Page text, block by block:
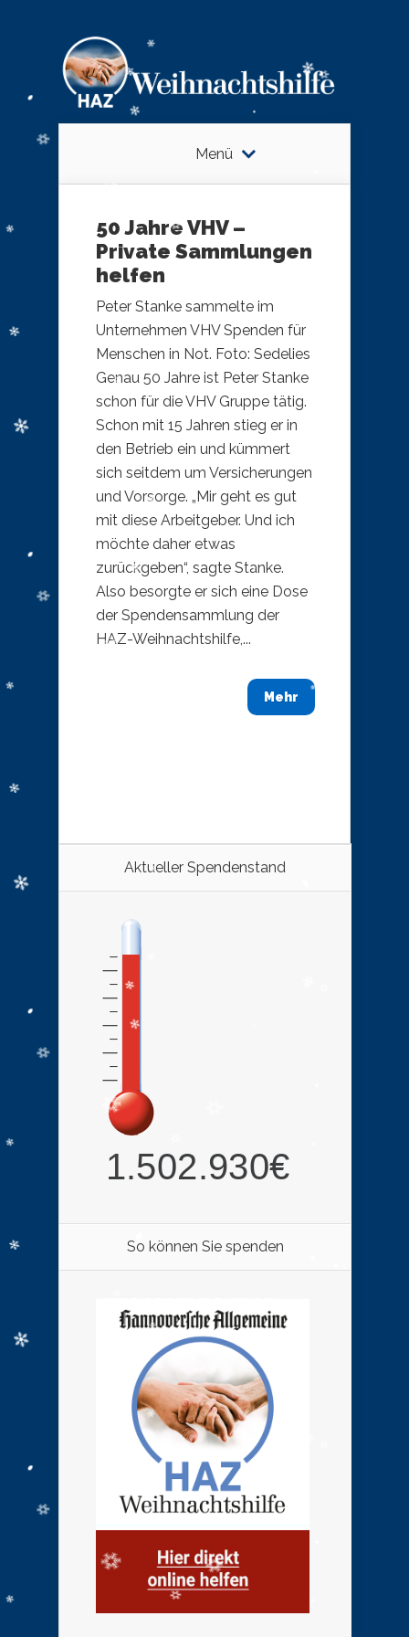
Menü
50 Jahre VHV –
Private Sammlungen
helfen
Peter Stanke sammelte im
Unternehmen VHV Spenden für
Menschen in Not. Foto: Sedelies
Genau 50 Jahre ist Peter Stanke
schon für die VHV Gruppe tätig.
Schon mit 15 Jahren stieg er in
den Betrieb ein und kümmert
sich seitdem um Versicherungen
und Vorsorge. „Mir geht es gut
mit diese Arbeitgeber. Und ich
möchte daher etwas
zurückgeben“, sagte Stanke.
Also besorgte er sich eine Dose
der Spendensammlung der
HAZ-Weihnachtshilfe,...
Mehr
Aktueller Spendenstand
So können Sie spenden